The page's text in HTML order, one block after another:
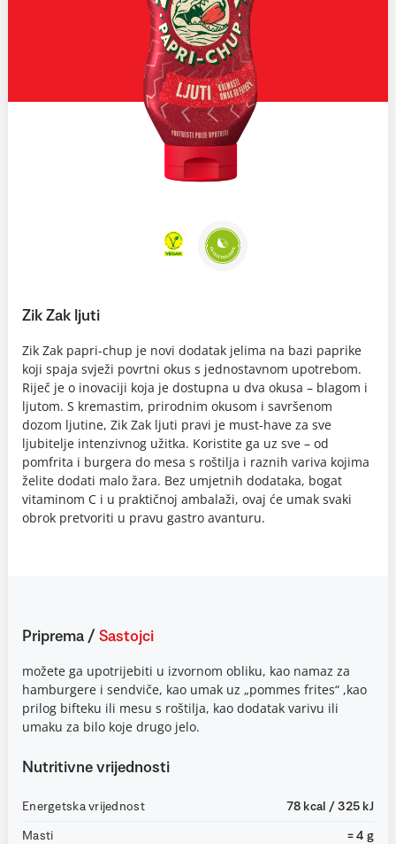
Zik Zak ljuti
Zik Zak papri-chup je novi dodatak jelima na bazi paprike
koji spaja svježi povrtni okus s jednostavnom upotrebom.
Riječ je o inovaciji koja je dostupna u dva okusa – blagom i
ljutom. S kremastim, prirodnim okusom i savršenom
dozom ljutine, Zik Zak ljuti pravi je must-have za sve
ljubitelje intenzivnog užitka. Koristite ga uz sve – od
pomfrita i burgera do mesa s roštilja i raznih variva kojima
želite dodati malo žara. Bez umjetnih dodataka, bogat
vitaminom C i u praktičnoj ambalaži, ovaj će umak svaki
obrok pretvoriti u pravu gastro avanturu.
Priprema / Sastojci
možete ga upotrijebiti u izvornom obliku, kao namaz za
hamburgere i sendviče, kao umak uz „pommes frites“ ,kao
prilog bifteku ili mesu s roštilja, kao dodatak varivu ili
umaku za bilo koje drugo jelo.
Nutritivne vrijednosti
Energetska vrijednost 78 kcal / 325 kJ
Masti = 4 g